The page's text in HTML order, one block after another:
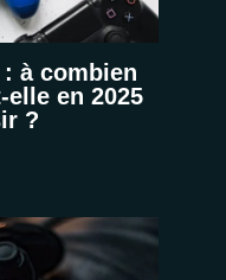
à combien
elle en 2025
?